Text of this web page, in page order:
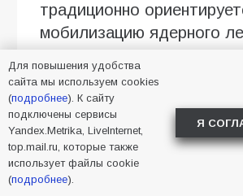
традиционно
мобилизацию ядерного
Россия» работает в том
сегменте, поэтому обе
конкурировать за одни и
голоса — с
результатом», — считает
Для повышения удобства
сайта мы используем cookies
(подробнее). К сайту
подключены сервисы
Yandex.Metrika, LiveInternet,
top.mail.ru, которые также
использует файлы cookie
(подробнее).
Я